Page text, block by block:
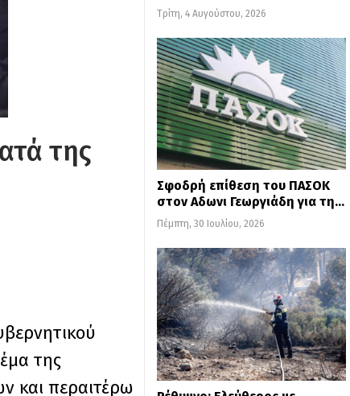
της
της
και περαιτέρω
Τρίτη, 4 Αυγούστου, 2026
Σφοδρή επίθεση του ΠΑΣΟΚ
στον Αδωνι Γεωργιάδη για τη…
Πέμπτη, 30 Ιουλίου, 2026